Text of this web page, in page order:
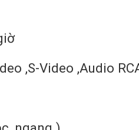
,S-Video ,Audio